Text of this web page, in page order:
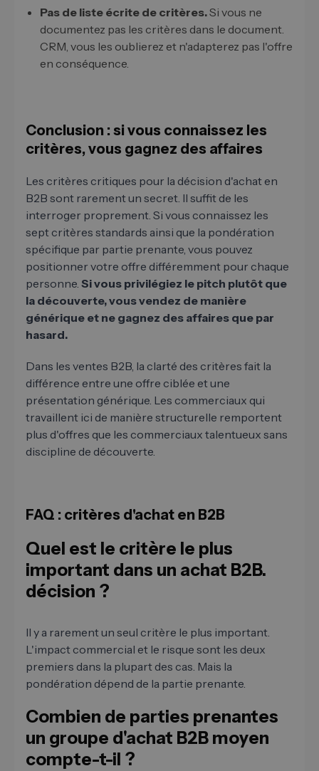
Pas de liste écrite de critères.Si vous ne
documentez pas les critères dans le document.
CRM, vous les oublierez et n'adapterez pas l'offre
en conséquence.
Conclusion : si vous connaissez les
critères, vous gagnez des affaires
Les critères critiques pour la décision d'achat en
B2B sont rarement un secret. Il suffit de les
interroger proprement. Si vous connaissez les
sept critères standards ainsi que la pondération
spécifique par partie prenante, vous pouvez
positionner votre offre différemment pour chaque
personne. Si vous privilégiez le pitch plutôt que
la découverte, vous vendez de manière
générique et ne gagnez des affaires que par
hasard.
Dans les ventes B2B, la clarté des critères fait la
différence entre une offre ciblée et une
présentation générique. Les commerciaux qui
travaillent ici de manière structurelle remportent
plus d'offres que les commerciaux talentueux sans
discipline de découverte.
FAQ : critères d'achat en B2B
Quel est le critère le plus
important dans un achat B2B.
décision ?
Il y a rarement un seul critère le plus important.
L'impact commercial et le risque sont les deux
premiers dans la plupart des cas. Mais la
pondération dépend de la partie prenante.
Combien de parties prenantes
un groupe d'achat B2B moyen
compte-t-il ?